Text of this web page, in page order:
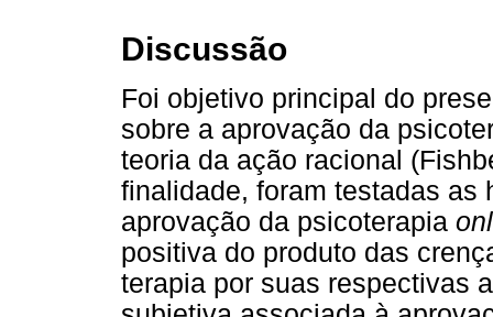
Discussão
Foi objetivo principal do
sobre a aprovação da
teoria da ação racional
finalidade, foram testadas as
aprovação da psicoterapia
positiva do produto das
terapia por suas respectivas